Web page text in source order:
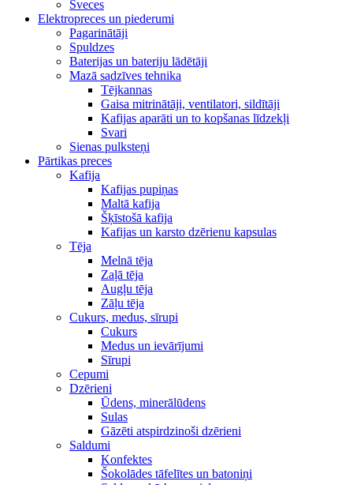
Sveces
Elektropreces un piederumi
Pagarinātāji
Spuldzes
Baterijas un bateriju lādētāji
Mazā sadzīves tehnika
Tējkannas
Gaisa mitrinātāji, ventilatori, sildītāji
Kafijas aparāti un to kopšanas līdzekļi
Svari
Sienas pulksteņi
Pārtikas preces
Kafija
Kafijas pupiņas
Maltā kafija
Šķīstošā kafija
Kafijas un karsto dzērienu kapsulas
Tēja
Melnā tēja
Zaļā tēja
Augļu tēja
Zāļu tēja
Cukurs, medus, sīrupi
Cukurs
Medus un ievārījumi
Sīrupi
Cepumi
Dzērieni
Ūdens, minerālūdens
Sulas
Gāzēti atspirdzinoši dzērieni
Saldumi
Konfektes
Šokolādes tāfelītes un batoniņi